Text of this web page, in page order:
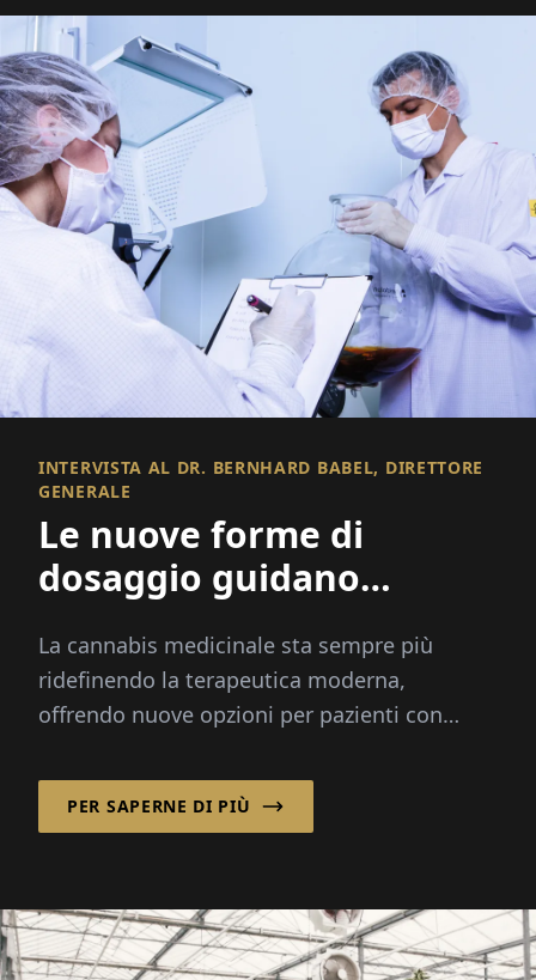
INTERVISTA AL DR. BERNHARD BABEL, DIRETTORE
GENERALE
Le nuove forme di
dosaggio guidano
cannabis medicinale
La cannabis medicinale sta sempre più
ridefinendo la terapeutica moderna,
offrendo nuove opzioni per pazienti con
gravi...
PER SAPERNE DI PIÙ